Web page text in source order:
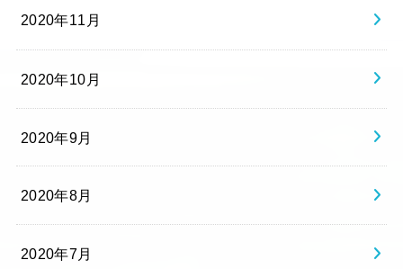
2020年11月
2020年10月
2020年9月
2020年8月
2020年7月